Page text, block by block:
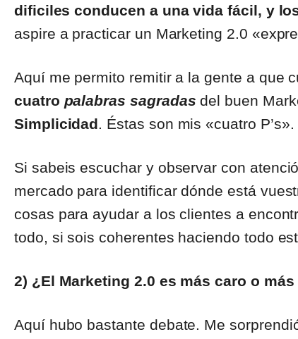
dificiles conducen a una vida fácil, y
aspire a practicar un Marketing 2.0
Aquí me permito remitir a la gente a que
cuatro palabras sagradas del buen
Simplicidad. Éstas son mis «cuatro P’s».
Si sabeis escuchar y observar con
mercado para identificar dónde está
cosas para ayudar a los clientes a
todo, si sois coherentes haciendo todo
2) ¿El Marketing 2.0 es más caro o
Aquí hubo bastante debate. Me